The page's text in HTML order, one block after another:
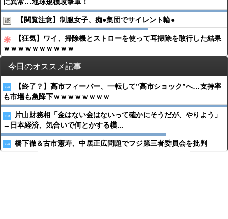
【閲覧注意】制服女子、痴●︎集団でサイレント輪●︎
【狂気】ワイ、掃除機とストローを使って耳掃除を敢行した結果
ｗｗｗｗｗｗｗｗｗｗ
今日のオススメ記事
【終了？】高市フィーバー、一転して”高市ショック”へ…支持率
も市場も急降下ｗｗｗｗｗｗｗｗ
片山財務相「金はない金はないって確かにそうだが、やりよう」
→日本経済、気合いで何とかする模...
橋下徹＆古市憲寿、中居正広問題でフジ第三者委員会を批判